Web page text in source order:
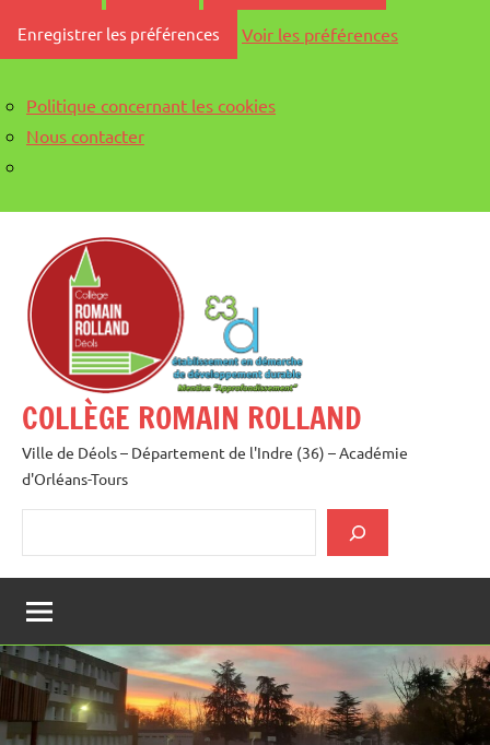
Enregistrer les préférences Voir les préférences
Politique concernant les cookies
Nous contacter
contenu
COLLÈGE ROMAIN ROLLAND
Ville de Déols – Département de l'Indre (36) – Académie
d'Orléans-Tours